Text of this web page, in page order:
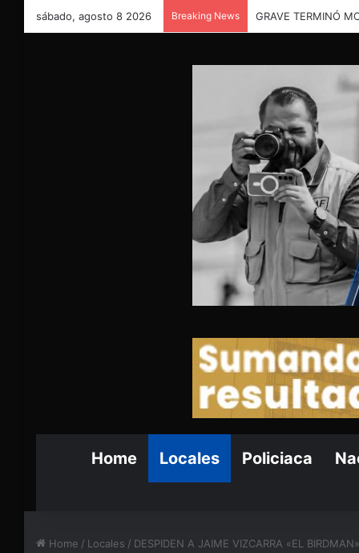
sábado, agosto 8 2026 Breaking News
Home Locales Policiaca
Home / Locales / DESPIDEN A JAIME VIZCARRA «EL